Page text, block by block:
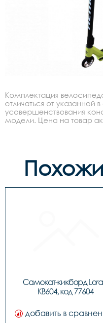
Комплектация
отличаться от указанной
усовершенствования
модели. Цена на товар
Самокат-кикборд
KB604, код 77604
добавить в